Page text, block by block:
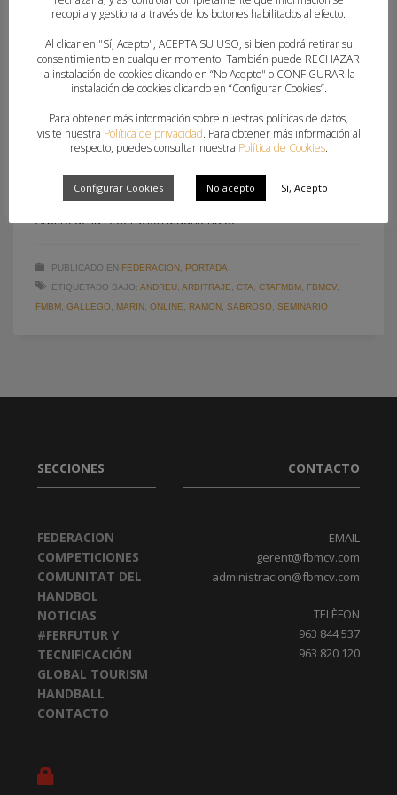
Seminario Online “El Arbitraje no para” con
referentes internacionales
LUNES, 23 MARZO 2020 PORMIGUEL SORIA FABIAN
Ramón Gallego, Ángel Sabroso, Javier Alvárez Mata, Andreu
Marín Lorente y Rafael García Mosquera ofrecerán 5
ponencias. Del 30 de marzo al 3 de abril, todos los días a las
17:30 horas, por el canal de Youtube de la Federación
Valenciana de Balonmano en directo. El Comité Técnico de
Árbitro de la Federación Madrileña de
PUBLICADO EN FEDERACION
PORTADA
ETIQUETADO BAJO: ANDREU ARBITRAJE CTA CTAFMBM FBMCV,
FMBM GALLEGO MARIN ONLINE RAMON SABROSO SEMINARIO
SECCIONES
FEDERACION
COMPETICIONES
COMUNITAT DEL
HANDBOL
NOTICIAS
#FERFUTUR Y
TECNIFICACIÓN
GLOBAL TOURISM
HANDBALL
CONTACTO
CONTACTO
EMAIL
gerent@fbmcv.com
administracion@fbmcv.com
TELÈFON
963 844 537
963 820 120
recopila y gestiona a través de los botones habilitados al efecto.
Al clicar en "Sí, Acepto", ACEPTA SU USO, si bien podrá retirar su
consentimiento en cualquier momento. También puede RECHAZAR
la instalación de cookies clicando en “No Acepto" o CONFIGURAR la
instalación de cookies clicando en “Configurar Cookies”.
Para obtener más información sobre nuestras políticas de datos,
visite nuestra Política de privacidad. Para obtener más información al
respecto, puedes consultar nuestra Política de Cookies.
Configurar Cookies No acepto Sí, Acepto